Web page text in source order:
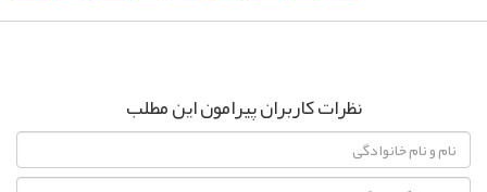
نظرات کاربران پیرامون این مطلب